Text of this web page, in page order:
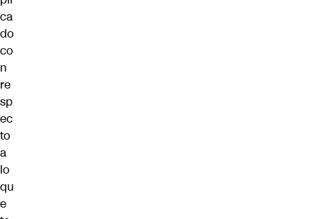
ca
do
co
n
re
sp
ec
to
a
lo
qu
e